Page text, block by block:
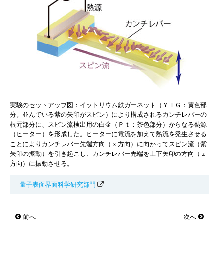
実験のセットアップ図：イットリウム鉄ガーネット（ＹＩＧ：黄色部
分。並んでいる紫の矢印がスピン）により構成されるカンチレバーの
根元部分に、スピン流検出用の白金（Ｐｔ：茶色部分）からなる熱源
（ヒーター）を形成した。ヒーターに電流を加えて熱流を発生させる
ことによりカンチレバー先端方向（ｘ方向）に向かってスピン流（紫
矢印の振動）を引き起こし、カンチレバー先端を上下矢印の方向（ｚ
方向）に振動させる。
量子表面界面科学研究部門
前へ 次へ